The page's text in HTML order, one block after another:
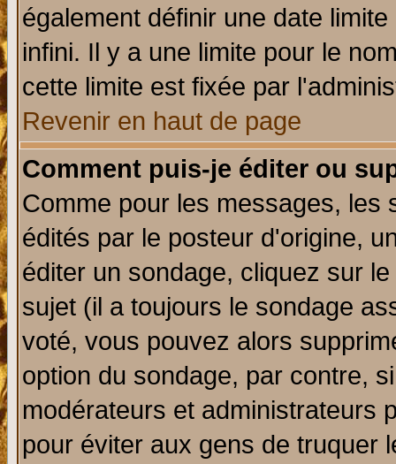
également définir une date
infini. Il y a une limite pour le
cette limite est fixée par
Revenir en haut de page
Comment puis-je éditer ou
Comme pour les messages, les
édités par le posteur d'origine,
éditer un sondage, cliquez sur
sujet (il a toujours le sondage
voté, vous pouvez alors
option du sondage, par contre,
modérateurs et administrateurs
pour éviter aux gens de truquer